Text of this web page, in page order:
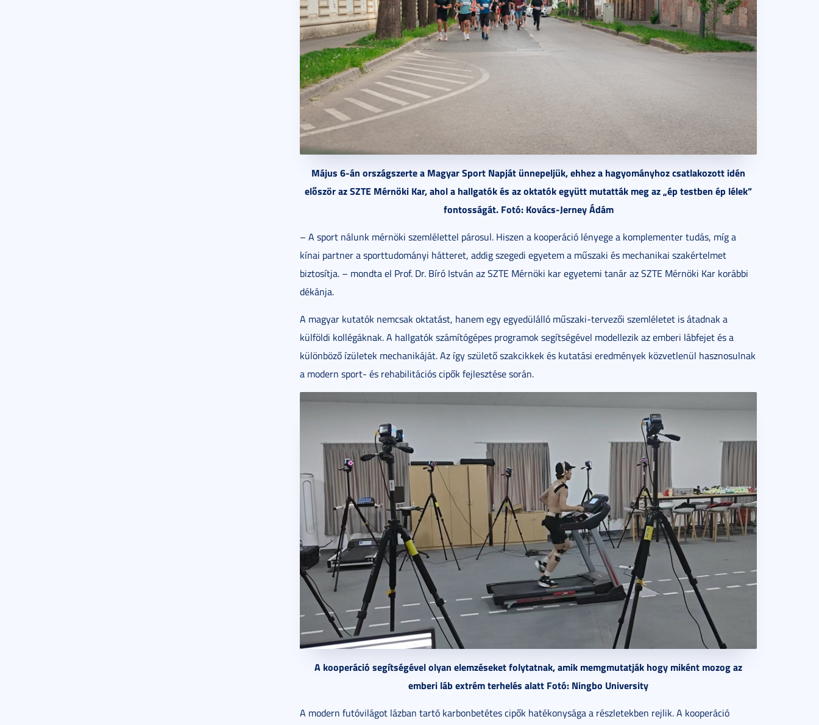
Május 6-án országszerte a Magyar Sport Napját ünnepeljük, ehhez a hagyományhoz csatlakozott idén
először az SZTE Mérnöki Kar, ahol a hallgatók és az oktatók együtt mutatták meg az „ép testben ép lélek”
fontosságát. Fotó: Kovács-Jerney Ádám
– A sport nálunk mérnöki szemlélettel párosul. Hiszen a kooperáció lényege a komplementer tudás, míg a
kínai partner a sporttudományi hátteret, addig szegedi egyetem a műszaki és mechanikai szakértelmet
biztosítja. – mondta el Prof. Dr. Bíró István az SZTE Mérnöki kar egyetemi tanár az SZTE Mérnöki Kar korábbi
dékánja.
A magyar kutatók nemcsak oktatást, hanem egy egyedülálló műszaki-tervezői szemléletet is átadnak a
külföldi kollégáknak. A hallgatók számítógépes programok segítségével modellezik az emberi lábfejet és a
különböző ízületek mechanikáját. Az így születő szakcikkek és kutatási eredmények közvetlenül hasznosulnak
a modern sport- és rehabilitációs cipők fejlesztése során.
A kooperáció segítségével olyan elemzéseket folytatnak, amik memgmutatják hogy miként mozog az
emberi láb extrém terhelés alatt Fotó: Ningbo University
A modern futóvilágot lázban tartó karbonbetétes cipők hatékonysága a részletekben rejlik. A kooperáció